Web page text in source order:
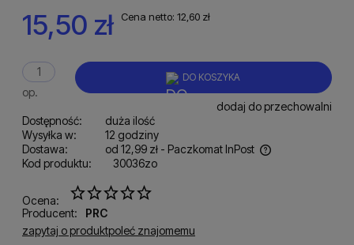
15,50 zł Cena netto: 12,60 zł
op.
DO KOSZYKA
dodaj do przechowalni
Dostępność:
duża ilość
Wysyłka w:
12 godziny
Dostawa:
od 12,99 zł - Paczkomat InPost
Cena nie zawiera ewentualnych kosztów płatności
Kod produktu: 30036zo
Ocena:
Producent:
PRC
zapytaj o produktpoleć znajomemu